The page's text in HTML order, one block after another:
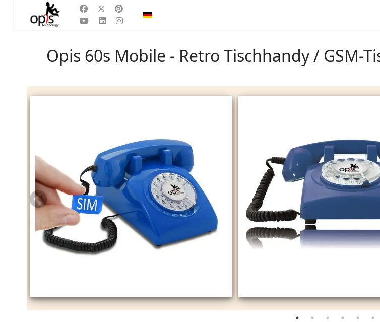
Sprache auswählen
Opis 60s Mobile - Retro Tischhandy / GSM-